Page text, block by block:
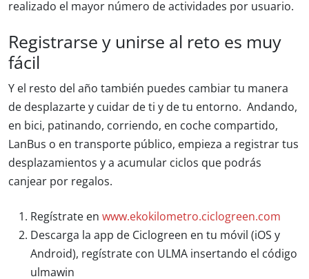
realizado el mayor número de actividades por usuario.
Registrarse y unirse al reto es muy
fácil
Y el resto del año también puedes cambiar tu manera
de desplazarte y cuidar de ti y de tu entorno. Andando,
en bici, patinando, corriendo, en coche compartido,
LanBus o en transporte público, empieza a registrar tus
desplazamientos y a acumular ciclos que podrás
canjear por regalos.
Regístrate en www.ekokilometro.ciclogreen.com
Descarga la app de Ciclogreen en tu móvil (iOS y
Android), regístrate con ULMA insertando el código
ulmawin